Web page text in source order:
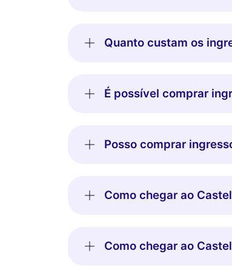
Quanto custam os
É possível comprar
Posso comprar
Como chegar ao
Como chegar ao